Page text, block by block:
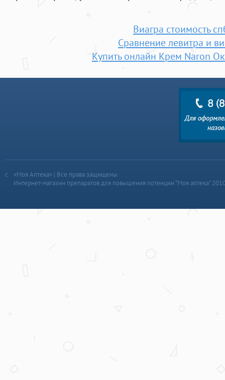
Виагра стоимость
Сравнение левитра и
Купить онлайн Крем Naron
«Моя Аптека» | Все права защищены
Интернет-магазин препаратов для повышения потенции “Моя аптека”